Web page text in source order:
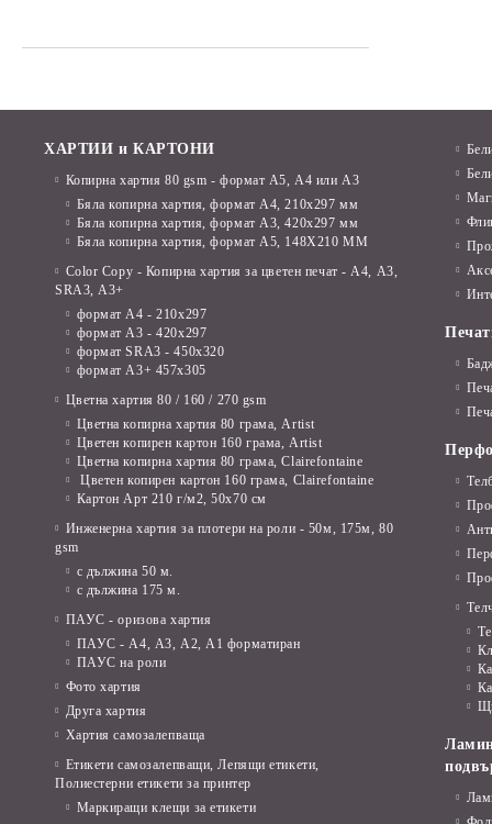
Маркери за декорация
Графити за автоматични моливи
Коректори
Острилки
Линии, комплекти за чертане
Гумички
Тубуси
Пергели
Линии, комплекти за чертане
Моливи, графити
Моливи цветни
Флумастери, Комплекти за
оцветяване
Акварелни бои
Темперни бои
Акрилни бои
Пастели
Тебешири
Четки за рисуване , палитри
Ножици детски
Острилки
Гумички
Скицник, книжки за оцетяване
Моделин, пластелин, глина
Несесери
ХАРТИИ и КАРТОНИ
Копирна хартия 80 gsm - формат А5, А4 или А3
Бяла копирна хартия, формат А4, 210x297 мм
Бяла копирна хартия, формат А3, 420x297 мм
Бяла копирна хартия, формат А5, 148X210 ММ
Color Copy - Копирна хартия за цветен печат - А4, А3,
SRA3, А3+
формат А4 - 210x297
формат А3 - 420x297
формат SRA3 - 450x320
формат А3+ 457x305
Цветна хартия 80 / 160 / 270 gsm
Цветна копирна хартия 80 грама, Artist
Цветен копирен картон 160 грама, Artist
Цветна копирна хартия 80 грама, Clairefontaine
Цветен копирен картон 160 грама, Clairefontaine
Картон Арт 210 г/м2, 50х70 см
Инженерна хартия за плотери на роли - 50м, 175м, 80
gsm
с дължина 50 м.
с дължина 175 м.
ПАУС - оризова хартия
ПАУС - А4, А3, А2, А1 форматиран
ПАУС на роли
Фото хартия
Друга хартия
Хартия самозалепваща
Етикети самозалепващи, Лепящи етикети,
Полиестерни етикети за принтер
Маркиращи клещи за етикети